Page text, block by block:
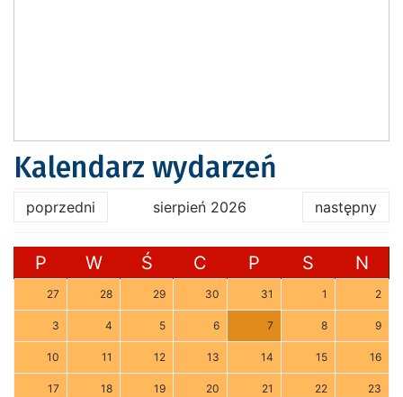
Kalendarz wydarzeń
poprzedni sierpień 2026 następny
P W Ś C P S N
27 28 29 30 31 1 2
3 4 5 6 7 8 9
10 11 12 13 14 15 16
17 18 19 20 21 22 23